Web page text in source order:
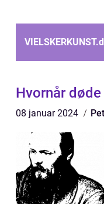
VIELSKERKUNST.
Hvornår døde
08 januar 2024